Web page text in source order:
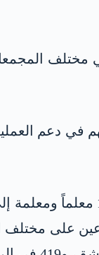
في دعم
وكانت وزارة التربية